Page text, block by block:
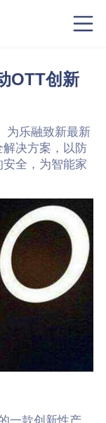
OTT创新
为乐融致新最新
解决方案，以防
安全，为智能家